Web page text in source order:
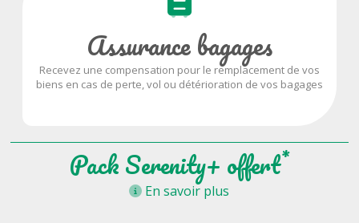
Assurance bagages
Recevez une compensation pour le remplacement de vos
biens en cas de perte, vol ou détérioration de vos bagages
Pack Serenity+ offert*
En savoir plus